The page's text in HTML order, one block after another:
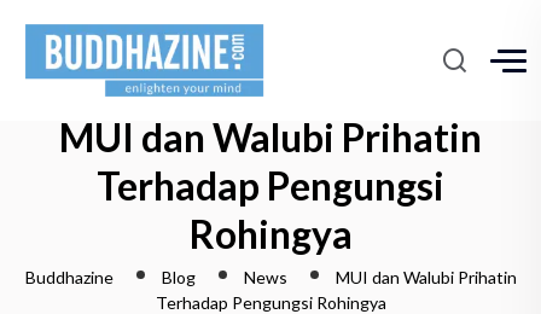
MUI dan Walubi Prihatin
Terhadap Pengungsi
Rohingya
Buddhazine Blog News
MUI dan Walubi Prihatin
Terhadap Pengungsi Rohingya